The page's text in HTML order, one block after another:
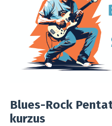
Blues-Rock
kurzus